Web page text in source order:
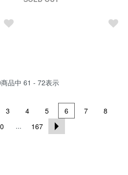
商品中 61 - 72表示
3 4 5 6 7
8
... 167